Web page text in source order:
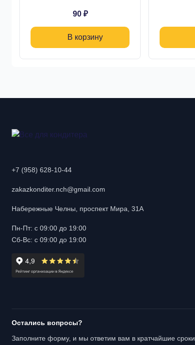
90 ₽
В корзину
+7 (958) 628-10-44
zakazkonditer.nch@gmail.com
Набережные Челны, проспект Мира, 31А
Пн-Пт: с 09:00 до 19:00
Сб-Вс: с 09:00 до 19:00
Остались вопросы?
Заполните форму, и мы ответим вам в кратчайшие сроки